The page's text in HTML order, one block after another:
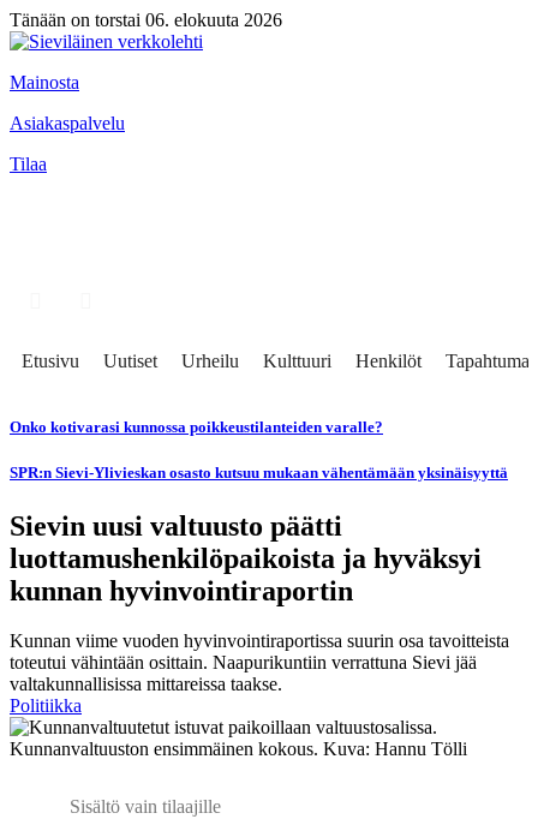
Tänään on torstai 06. elokuuta 2026
Mainosta
Asiakaspalvelu
Tilaa
Etusivu Uutiset Urheilu Kulttuuri Henkilöt Tapahtumat
Onko kotivarasi kunnossa poikkeustilanteiden varalle?
SPR:n Sievi-Ylivieskan osasto kutsuu mukaan vähentämään yksinäisyyttä
Sievin uusi valtuusto päätti
luottamushenkilöpaikoista ja hyväksyi
kunnan hyvinvointiraportin
Kunnan viime vuoden hyvinvointiraportissa suurin osa tavoitteista
toteutui vähintään osittain. Naapurikuntiin verrattuna Sievi jää
valtakunnallisissa mittareissa taakse.
Politiikka
Kunnanvaltuuston ensimmäinen kokous. Kuva: Hannu Tölli
Sisältö vain tilaajille